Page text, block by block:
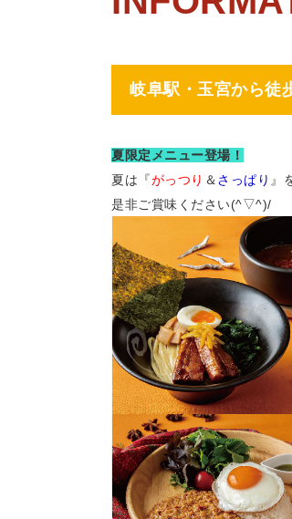
岐阜駅・玉宮から徒
夏限定メニュー登場！
夏は 『がっつり ＆ さっぱり 』
是非ご賞味ください(^▽^)/